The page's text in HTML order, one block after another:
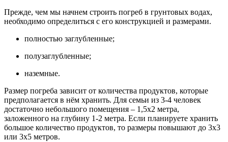
Прежде, чем мы начнем строить погреб в грунтовых водах,
необходимо определиться с его конструкцией и размерами.
полностью заглубленные;
полузаглубленные;
наземные.
Размер погреба зависит от количества продуктов, которые
предполагается в нём хранить. Для семьи из 3-4 человек
достаточно небольшого помещения – 1,5х2 метра,
заложенного на глубину 1-2 метра. Если планируете хранить
большое количество продуктов, то размеры повышают до 3х3
или 3х5 метров.